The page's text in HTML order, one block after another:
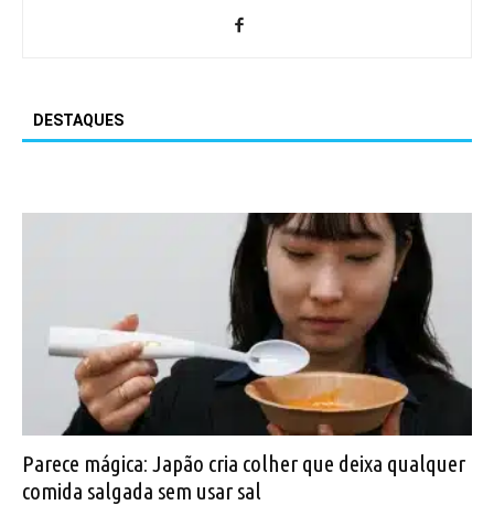
DESTAQUES
Parece mágica: Japão cria colher que deixa qualquer
comida salgada sem usar sal